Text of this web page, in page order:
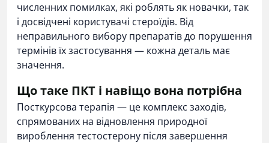
численних помилках, які роблять як новачки, так
і досвідчені користувачі стероїдів. Від
неправильного вибору препаратів до порушення
термінів їх застосування — кожна деталь має
значення.
Що таке ПКТ і навіщо вона потрібна
Посткурсова терапія — це комплекс заходів,
спрямованих на відновлення природної
вироблення тестостерону після завершення